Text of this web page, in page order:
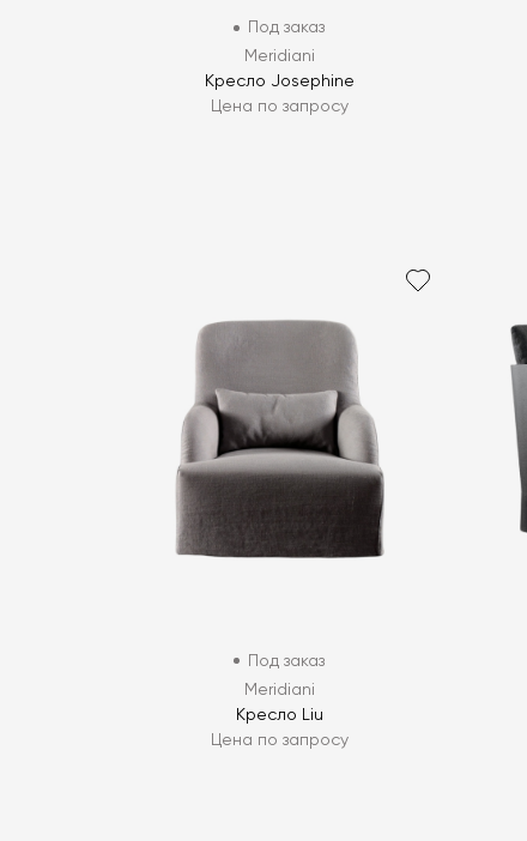
Под заказ
Meridiani
Кресло Josephine
Цена по запросу
Под заказ
Meridiani
Кресло Liu
Цена по запросу